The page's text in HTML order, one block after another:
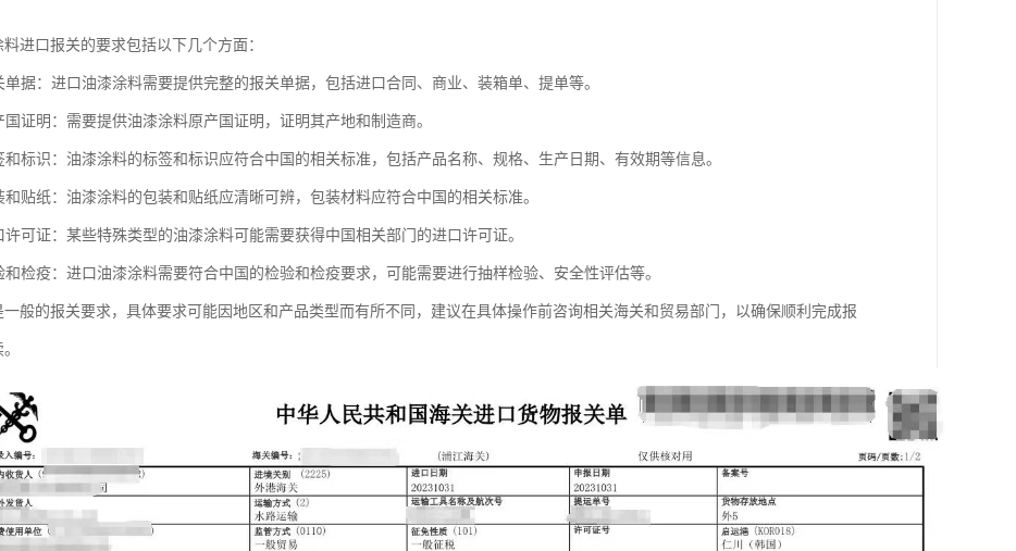
料进口报关的要求包括以下几个方面：
单据：进口油漆涂料需要提供完整的报关单据，包括进口合同、商业、装箱单、提单等。
国证明：需要提供油漆涂料原产国证明，证明其产地和制造商。
和标识：油漆涂料的标签和标识应符合中国的相关标准，包括产品名称、规格、生产日期、有效期等信息。
和贴纸：油漆涂料的包装和贴纸应清晰可辨，包装材料应符合中国的相关标准。
许可证：某些特殊类型的油漆涂料可能需要获得中国相关部门的进口许可证。
和检疫：进口油漆涂料需要符合中国的检验和检疫要求，可能需要进行抽样检验、安全性评估等。
一般的报关要求，具体要求可能因地区和产品类型而有所不同，建议在具体操作前咨询相关海关和贸易部门，以确保顺利完成报